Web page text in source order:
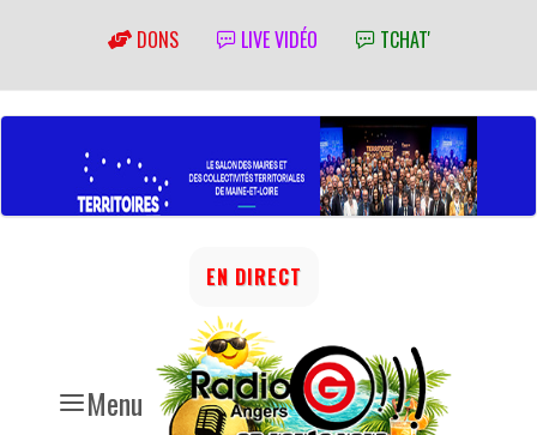
DONS LIVE VIDÉO TCHAT'
Menu
EN DIRECT